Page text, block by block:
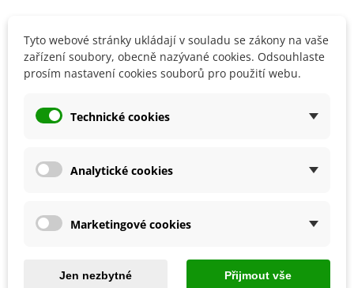
Detaily produktu
Tyto webové stránky ukládají v souladu se zákony na vaše
zařízení soubory, obecně nazývané cookies. Odsouhlaste
prosím nastavení cookies souborů pro použití webu.
Technické cookies
Analytické cookies
Marketingové cookies
Jen nezbytné Přijmout vše